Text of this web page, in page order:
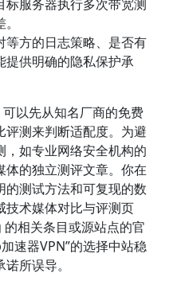
服务器执行多次带宽测
等方的日志策略、是否有
提供明确的隐私保护承
以先从知名厂商的免费
测来判断适配度。为避
，如专业网络安全机构的
的独立测评文章。你在
的测试方法和可复现的数
技术媒体对比与评测页
相关条目或源站点的官
速器VPN”的选择中站稳
所误导。